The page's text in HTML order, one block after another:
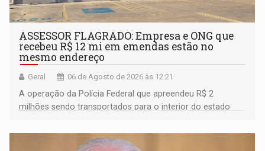
ASSESSOR FLAGRADO: Empresa e ONG que
recebeu R$ 12 mi em emendas estão no
mesmo endereço
Geral 06 de Agosto de 2026 às 12:21
A operação da Polícia Federal que apreendeu R$ 2
milhões sendo transportados para o interior do estado
ligação do suspeito com um deputado federal do União
Brasil por Rondônia